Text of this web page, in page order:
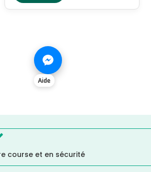
Aide
course et en sécurité